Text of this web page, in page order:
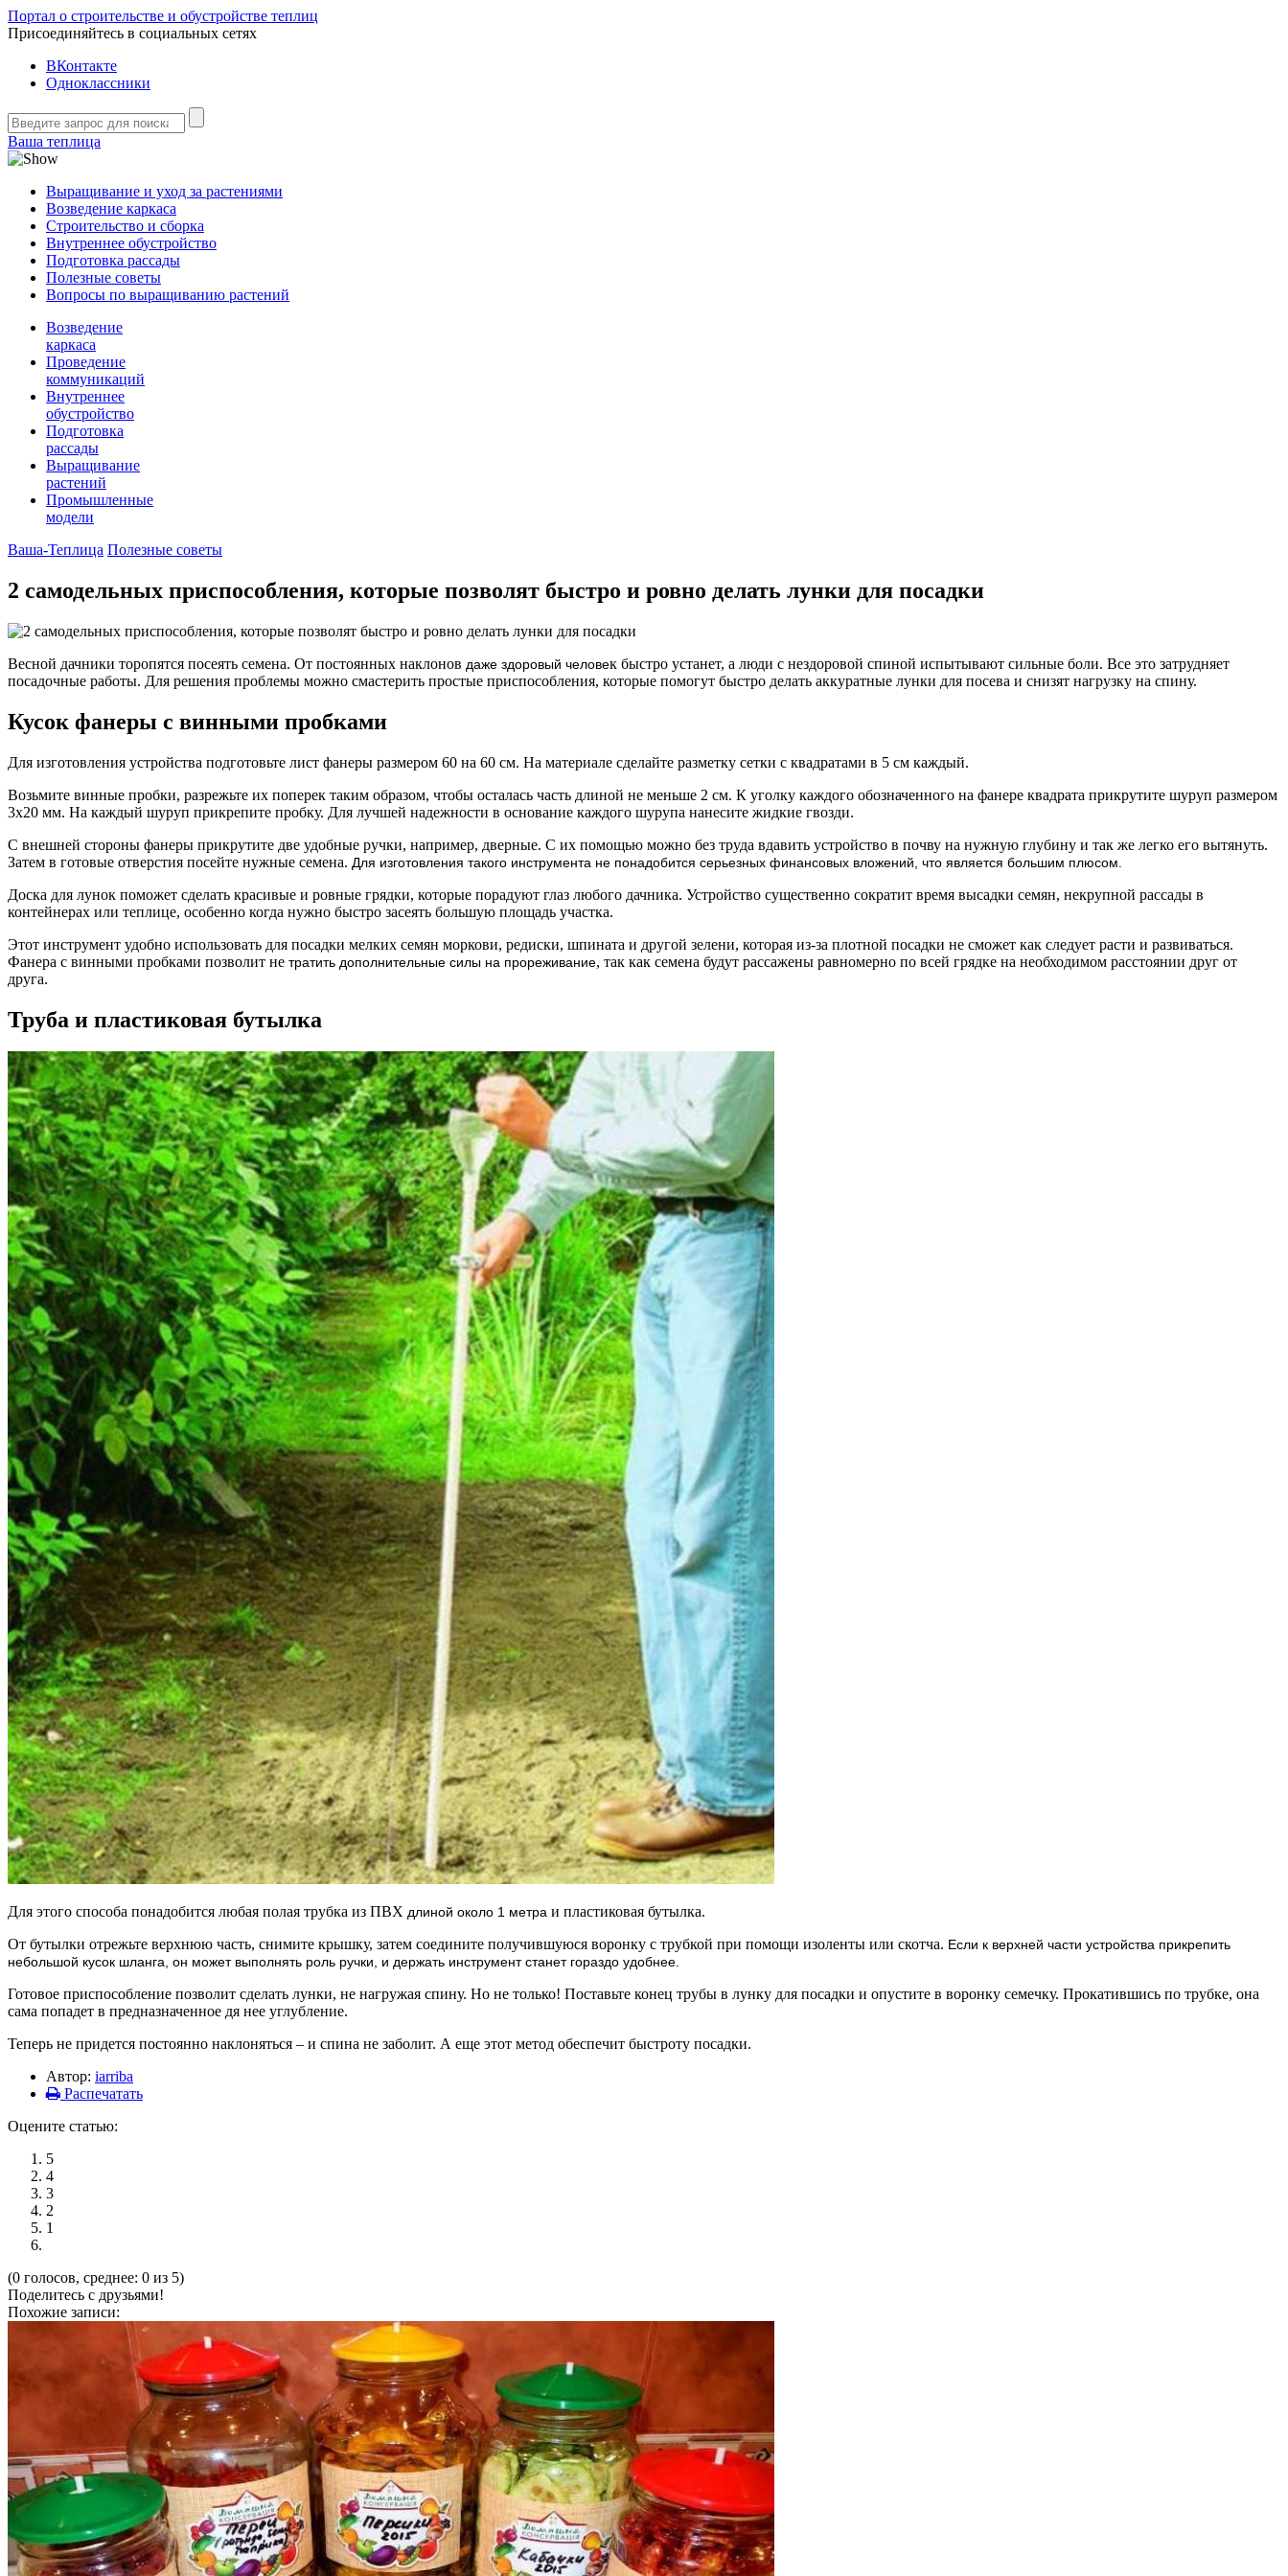
Портал о строительстве и обустройстве теплиц
Присоединяйтесь в социальных сетях
ВКонтакте
Одноклассники
Ваша теплица
Выращивание и уход за растениями
Возведение каркаса
Строительство и сборка
Внутреннее обустройство
Подготовка рассады
Полезные советы
Вопросы по выращиванию растений
Возведение
каркаса
Проведение
коммуникаций
Внутреннее
обустройство
Подготовка
рассады
Выращивание
растений
Промышленные
модели
Ваша-Теплица Полезные советы
2 самодельных приспособления, которые позволят быстро и ровно делать лунки для посадки
Весной дачники торопятся посеять семена. От постоянных наклонов даже здоровый человек быстро устанет, а люди с нездоровой спиной испытывают сильные боли. Все это затрудняет
посадочные работы. Для решения проблемы можно смастерить простые приспособления, которые помогут быстро делать аккуратные лунки для посева и снизят нагрузку на спину.
Кусок фанеры с винными пробками
Для изготовления устройства подготовьте лист фанеры размером 60 на 60 см. На материале сделайте разметку сетки с квадратами в 5 см каждый.
Возьмите винные пробки, разрежьте их поперек таким образом, чтобы осталась часть длиной не меньше 2 см. К уголку каждого обозначенного на фанере квадрата прикрутите шуруп размером
3х20 мм. На каждый шуруп прикрепите пробку. Для лучшей надежности в основание каждого шурупа нанесите жидкие гвозди.
С внешней стороны фанеры прикрутите две удобные ручки, например, дверные. С их помощью можно без труда вдавить устройство в почву на нужную глубину и так же легко его вытянуть.
Затем в готовые отверстия посейте нужные семена. Для изготовления такого инструмента не понадобится серьезных финансовых вложений, что является большим плюсом.
Доска для лунок поможет сделать красивые и ровные грядки, которые порадуют глаз любого дачника. Устройство существенно сократит время высадки семян, некрупной рассады в
контейнерах или теплице, особенно когда нужно быстро засеять большую площадь участка.
Этот инструмент удобно использовать для посадки мелких семян моркови, редиски, шпината и другой зелени, которая из-за плотной посадки не сможет как следует расти и развиваться.
Фанера с винными пробками позволит не тратить дополнительные силы на прореживание, так как семена будут рассажены равномерно по всей грядке на необходимом расстоянии друг от
друга.
Труба и пластиковая бутылка
Для этого способа понадобится любая полая трубка из ПВХ длиной около 1 метра и пластиковая бутылка.
От бутылки отрежьте верхнюю часть, снимите крышку, затем соедините получившуюся воронку с трубкой при помощи изоленты или скотча. Если к верхней части устройства прикрепить
небольшой кусок шланга, он может выполнять роль ручки, и держать инструмент станет гораздо удобнее.
Готовое приспособление позволит сделать лунки, не нагружая спину. Но не только! Поставьте конец трубы в лунку для посадки и опустите в воронку семечку. Прокатившись по трубке, она
сама попадет в предназначенное дя нее углубление.
Теперь не придется постоянно наклоняться – и спина не заболит. А еще этот метод обеспечит быстроту посадки.
Автор: iarriba
Распечатать
Оцените статью:
5
4
3
2
1
(0 голосов, среднее: 0 из 5)
Поделитесь с друзьями!
Похожие записи: